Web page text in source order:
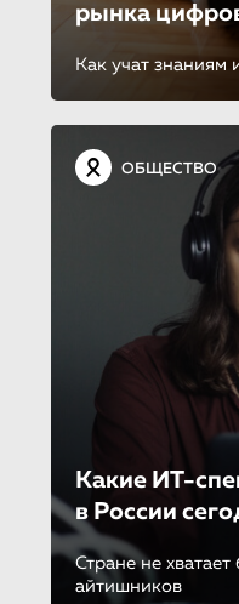
рынка
Как учат знаниям
ОБЩЕСТВО
Какие ИТ-
в России
Стране не
айтишников